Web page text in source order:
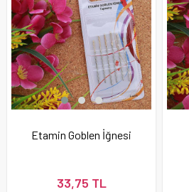
Etamin Goblen İğnesi
33,75 TL